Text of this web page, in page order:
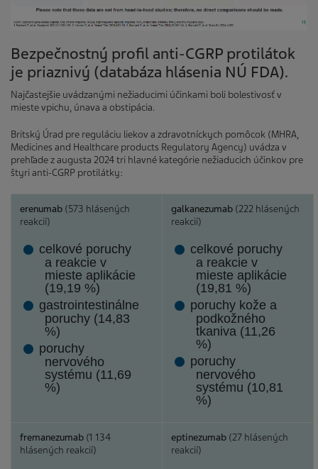
Bezpečnostný profil anti-CGRP protilátok
je priaznivý (databáza hlásenia NÚ FDA).
Najčastejšie uvádzanými nežiaducimi účinkami boli bolestivosť v
mieste vpichu, únava a obstipácia.
Britský Úrad pre reguláciu liekov a zdravotníckych pomôcok (MHRA,
Medicines and Healthcare products Regulatory Agency) uvádza v
prehľade z augusta 2024 tri hlavné kategórie nežiaducich účinkov pre
štyri anti-CGRP protilátky:
erenumab (573 hlásených
reakcií)
celkové poruchy
a reakcie v
mieste aplikácie
(19,19 %)
gastrointestinálne
poruchy (14,83
%)
poruchy
nervového
systému (11,69
%)
galkanezumab (222 hlásených
reakcií)
celkové poruchy
a reakcie v
mieste aplikácie
(19,81 %)
poruchy kože a
podkožného
tkaniva (11,26
%)
poruchy
nervového
systému (10,81
%)
fremanezumab (1 134
hlásených reakcií)
eptinezumab (27 hlásených
reakcií)